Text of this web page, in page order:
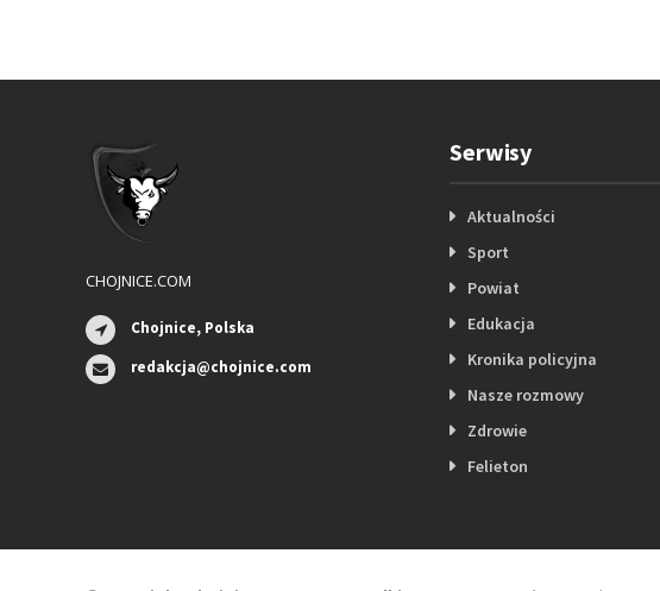
CHOJNICE.COM
Chojnice, Polska
redakcja@chojnice.com
Serwisy
Aktualności
Sport
Powiat
Edukacja
Kronika policyjna
Nasze rozmowy
Zdrowie
Felieton